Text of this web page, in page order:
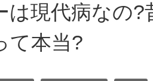
は現代病なの
て本当?